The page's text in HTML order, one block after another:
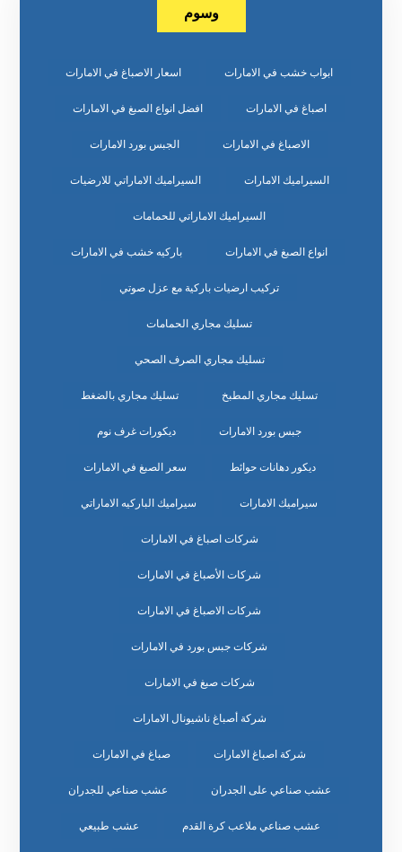
وسوم
ابواب خشب في الامارات اسعار الاصباغ في الامارات
اصباغ في الامارات افضل انواع الصبغ في الامارات
الاصباغ في الامارات الجبس بورد الامارات
السيراميك الامارات السيراميك الاماراتي للارضيات
السيراميك الاماراتي للحمامات
انواع الصبغ في الامارات باركيه خشب في الامارات
تركيب ارضيات باركية مع عزل صوتي
تسليك مجاري الحمامات
تسليك مجاري الصرف الصحي
تسليك مجاري المطبخ تسليك مجاري بالضغط
جبس بورد الامارات ديكورات غرف نوم
ديكور دهانات حوائط سعر الصبغ في الامارات
سيراميك الامارات سيراميك الباركيه الاماراتي
شركات اصباغ في الامارات
شركات الأصباغ في الامارات
شركات الاصباغ في الامارات
شركات جبس بورد في الامارات
شركات صبغ في الامارات
شركة أصباغ ناشيونال الامارات
شركة اصباغ الامارات صباغ في الامارات
عشب صناعي على الجدران عشب صناعي للجدران
عشب صناعي ملاعب كرة القدم عشب طبيعي